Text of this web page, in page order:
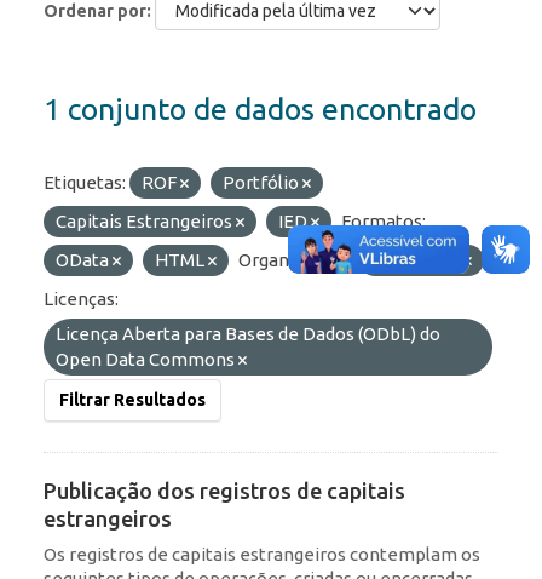
Ordenar por
1 conjunto de dados encontrado
Etiquetas: ROF
Portfólio
Capitais Estrangeiros
IED
Formatos:
OData
HTML Organizações:
BCB/Dstat
Licenças:
Licença Aberta para Bases de Dados (ODbL) do
Open Data Commons
Filtrar Resultados
Publicação dos registros de capitais
estrangeiros
Os registros de capitais estrangeiros contemplam os